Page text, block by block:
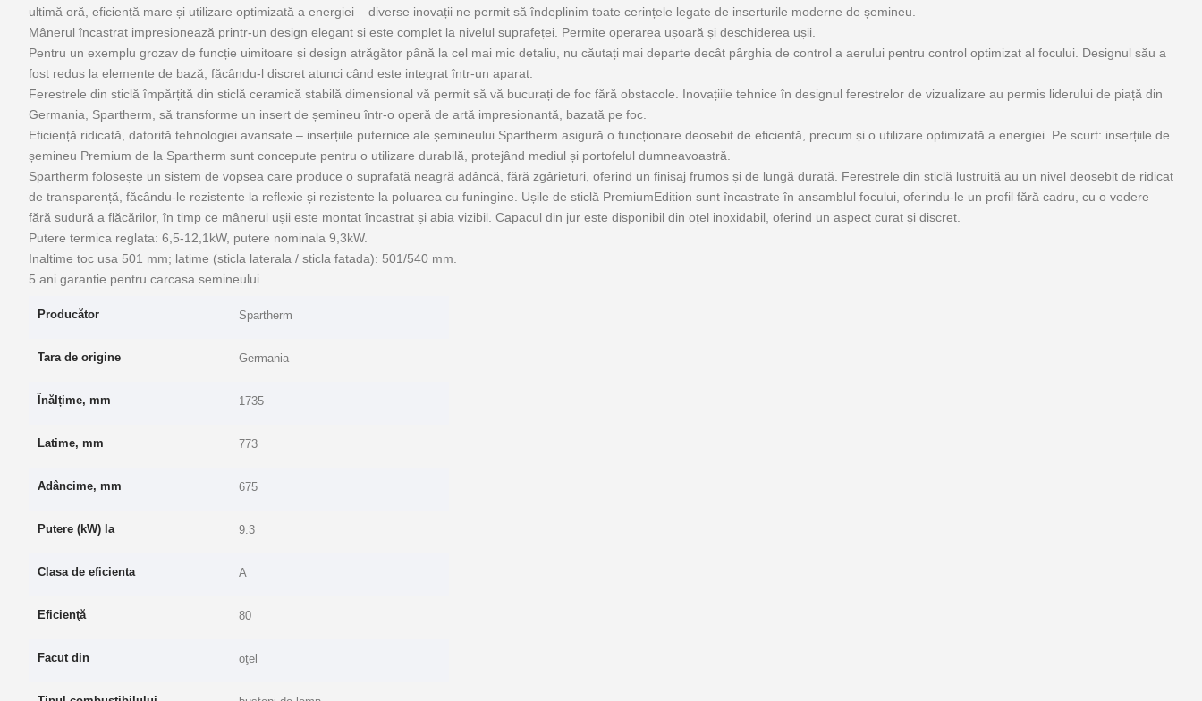
ultimă oră, eficiență mare și utilizare optimizată a energiei – diverse inovații ne permit să îndeplinim toate cerințele legate de inserturile moderne de șemineu.
Mânerul încastrat impresionează printr-un design elegant și este complet la nivelul suprafeței. Permite operarea ușoară și deschiderea ușii.
Pentru un exemplu grozav de funcție uimitoare și design atrăgător până la cel mai mic detaliu, nu căutați mai departe decât pârghia de control a aerului pentru control optimizat al focului. Designul său a
fost redus la elemente de bază, făcându-l discret atunci când este integrat într-un aparat.
Ferestrele din sticlă împărțită din sticlă ceramică stabilă dimensional vă permit să vă bucurați de foc fără obstacole. Inovațiile tehnice în designul ferestrelor de vizualizare au permis liderului de piață din
Germania, Spartherm, să transforme un insert de șemineu într-o operă de artă impresionantă, bazată pe foc.
Eficiență ridicată, datorită tehnologiei avansate – inserțiile puternice ale șemineului Spartherm asigură o funcționare deosebit de eficientă, precum și o utilizare optimizată a energiei. Pe scurt: inserțiile de
șemineu Premium de la Spartherm sunt concepute pentru o utilizare durabilă, protejând mediul și portofelul dumneavoastră.
Spartherm folosește un sistem de vopsea care produce o suprafață neagră adâncă, fără zgârieturi, oferind un finisaj frumos și de lungă durată. Ferestrele din sticlă lustruită au un nivel deosebit de ridicat
de transparență, făcându-le rezistente la reflexie și rezistente la poluarea cu funingine. Ușile de sticlă PremiumEdition sunt încastrate în ansamblul focului, oferindu-le un profil fără cadru, cu o vedere
fără sudură a flăcărilor, în timp ce mânerul ușii este montat încastrat și abia vizibil. Capacul din jur este disponibil din oțel inoxidabil, oferind un aspect curat și discret.
Putere termica reglata: 6,5-12,1kW, putere nominala 9,3kW.
Inaltime toc usa 501 mm; latime (sticla laterala / sticla fatada): 501/540 mm.
5 ani garantie pentru carcasa semineului.
Producător Spartherm
Tara de origine Germania
Înălțime, mm 1735
Latime, mm 773
Adâncime, mm 675
Putere (kW) la 9.3
Clasa de eficienta A
Eficienţă 80
Facut din oţel